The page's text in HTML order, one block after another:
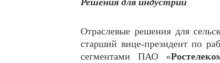
Решения для индустрий
Отраслевые решения для
старший вице-президент по
сегментами ПАО «